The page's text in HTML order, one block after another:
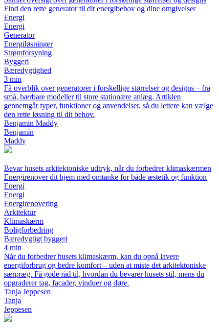
Find den rette generator til dit energibehov og dine omgivelser
Energi
Energi
Generator
Energiløsninger
Strømforsyning
Byggeri
Bæredygtighed
3 min
Få overblik over generatorer i forskellige størrelser og designs – fra
små, bærbare modeller til store stationære anlæg. Artiklen
gennemgår typer, funktioner og anvendelser, så du lettere kan vælge
den rette løsning til dit behov.
Benjamin Maddy
Benjamin
Maddy
Bevar husets arkitektoniske udtryk, når du forbedrer klimaskærmen
Energirenover dit hjem med omtanke for både æstetik og funktion
Energi
Energi
Energirenovering
Arkitektur
Klimaskærm
Boligforbedring
Bæredygtigt byggeri
4 min
Når du forbedrer husets klimaskærm, kan du opnå lavere
energiforbrug og bedre komfort – uden at miste det arkitektoniske
særpræg. Få gode råd til, hvordan du bevarer husets stil, mens du
opgraderer tag, facader, vinduer og døre.
Tanja Jeppesen
Tanja
Jeppesen